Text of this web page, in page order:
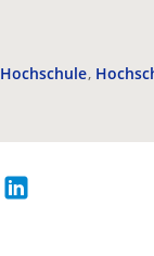
Hochschule